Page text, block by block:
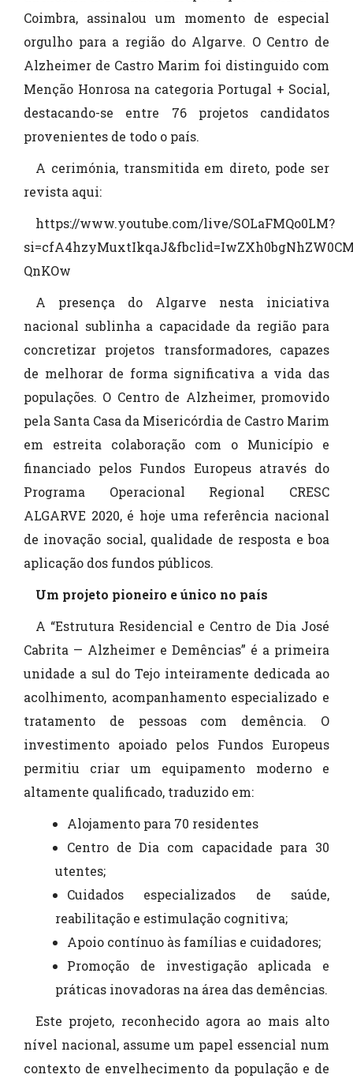
Coimbra, assinalou um momento de especial
orgulho para a região do Algarve. O Centro de
Alzheimer de Castro Marim foi distinguido com
Menção Honrosa na categoria Portugal + Social,
destacando-se entre 76 projetos candidatos
provenientes de todo o país.
A cerimónia, transmitida em direto, pode ser
revista aqui:
https://www.youtube.com/live/SOLaFMQo0LM?
QnKOw
A presença do Algarve nesta iniciativa
nacional sublinha a capacidade da região para
concretizar projetos transformadores, capazes
de melhorar de forma significativa a vida das
populações. O Centro de Alzheimer, promovido
pela Santa Casa da Misericórdia de Castro Marim
em estreita colaboração com o Município e
financiado pelos Fundos Europeus através do
Programa Operacional Regional CRESC
ALGARVE 2020, é hoje uma referência nacional
de inovação social, qualidade de resposta e boa
aplicação dos fundos públicos.
Um projeto pioneiro e único no país
A “Estrutura Residencial e Centro de Dia José
Cabrita — Alzheimer e Demências” é a primeira
unidade a sul do Tejo inteiramente dedicada ao
acolhimento, acompanhamento especializado e
tratamento de pessoas com demência. O
investimento apoiado pelos Fundos Europeus
permitiu criar um equipamento moderno e
altamente qualificado, traduzido em:
Alojamento para 70 residentes
Centro de Dia com capacidade para 30
utentes;
Cuidados especializados de saúde,
reabilitação e estimulação cognitiva;
Apoio contínuo às famílias e cuidadores;
Promoção de investigação aplicada e
práticas inovadoras na área das demências.
Este projeto, reconhecido agora ao mais alto
nível nacional, assume um papel essencial num
contexto de envelhecimento da população e de